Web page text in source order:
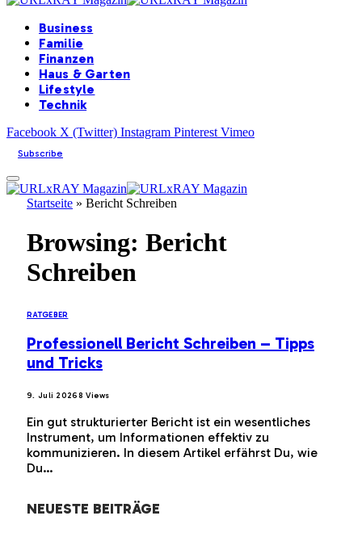
Business
Familie
Finanzen
Haus & Garten
Lifestyle
Technik
Facebook X (Twitter) Instagram Pinterest Vimeo
Subscribe
Startseite » Bericht Schreiben
Browsing: Bericht
Schreiben
RATGEBER
Professionell Bericht Schreiben – Tipps
und Tricks
9. Juli 20268Views
Ein gut strukturierter Bericht ist ein wesentliches
Instrument, um Informationen effektiv zu
kommunizieren. In diesem Artikel erfährst Du, wie
Du…
NEUESTE BEITRÄGE